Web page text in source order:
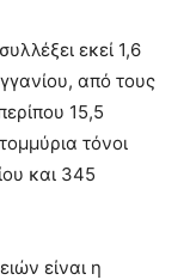
εκεί 1,6
από τους
15,5
τόνοι
και 345
είναι η